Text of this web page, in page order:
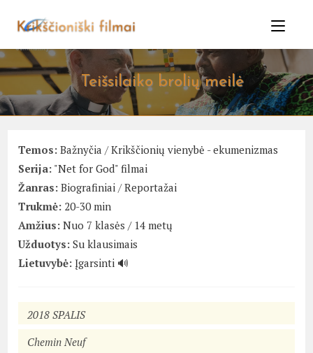
Teišsilaiko brolių meilė
Temos: Bažnyčia /Krikščionių vienybė - ekumenizmas
Serija: "Net for God" filmai
Žanras: Biografiniai /Reportažai
Trukmė: 20-30 min
Amžius: Nuo 7 klasės / 14 metų
Užduotys: Su klausimais
Lietuvybė: Įgarsinti 🔊
2018 SPALIS
Chemin Neuf